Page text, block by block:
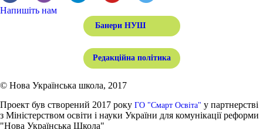
Напишіть нам
Банери НУШ
Редакційна політика
© Нова Українська школа, 2017
Проект був створений 2017 року ГО "Смарт Освіта" у партнерстві
з Міністерством освіти і науки України для комунікації реформи
"Нова Українська Школа"